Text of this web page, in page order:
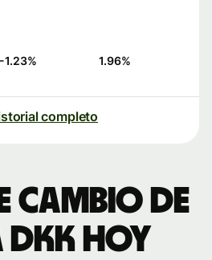
-1.23% 1.96%
completo
cambio de
DKK hoy